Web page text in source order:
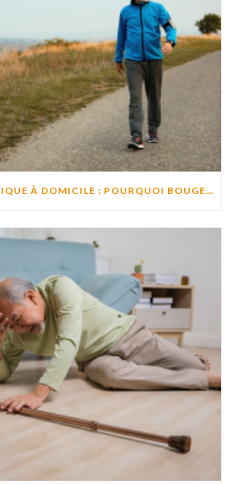
ACTIVITÉ PHYSIQUE À DOMICILE : POURQUOI BOUGER CHAQUE JOUR AIDE À PRÉSERVER L’AUTONOMIE ?